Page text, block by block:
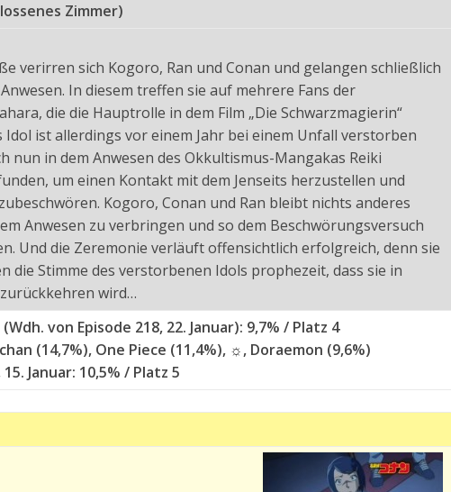
Zimmer)
verirren sich Kogoro, Ran und Conan und gelangen schließlich
In diesem treffen sie auf mehrere Fans der
die die Hauptrolle in dem Film „Die Schwarzmagierin“
Idol ist allerdings vor einem Jahr bei einem Unfall verstorben
nun in dem Anwesen des Okkultismus-Mangakas Reiki
um einen Kontakt mit dem Jenseits herzustellen und
Kogoro, Conan und Ran bleibt nichts anderes
Anwesen zu verbringen und so dem Beschwörungsversuch
Und die Zeremonie verläuft offensichtlich erfolgreich, denn sie
die Stimme des verstorbenen Idols prophezeit, dass sie in
wird…
von Episode 218, 22. Januar): 9,7% / Platz 4
(14,7%), One Piece (11,4%), ☼, Doraemon (9,6%)
Januar: 10,5% / Platz 5